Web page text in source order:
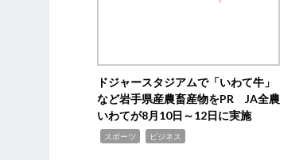
ドジャースタジアムで「いわて牛」
など岩手県産農畜産物をPR JA全農
いわてが8月10日～12日に実施
スポーツ ビジネス